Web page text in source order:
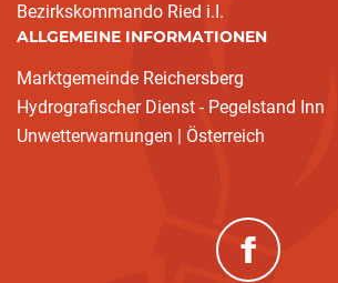
Bezirkskommando Ried i.I.
ALLGEMEINE INFORMATIONEN
Marktgemeinde Reichersberg
Hydrografischer Dienst - Pegelstand Inn
Unwetterwarnungen | Österreich
(neues